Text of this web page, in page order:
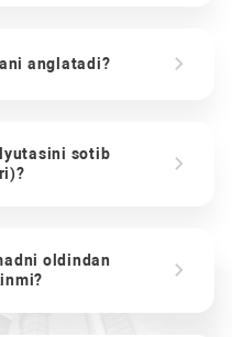
anglatadi?
sotib
oldindan